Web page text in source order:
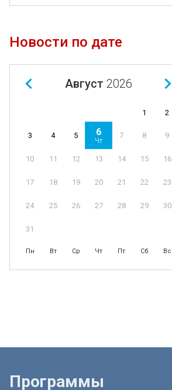
Новости по дате
Август 2026
Пн Вт Ср Чт Пт Сб Вс
1 2
3 4 5 6
Чт
7 8 9
10 11 12 13 14 15 16
17 18 19 20 21 22 23
24 25 26 27 28 29 30
31
Программы